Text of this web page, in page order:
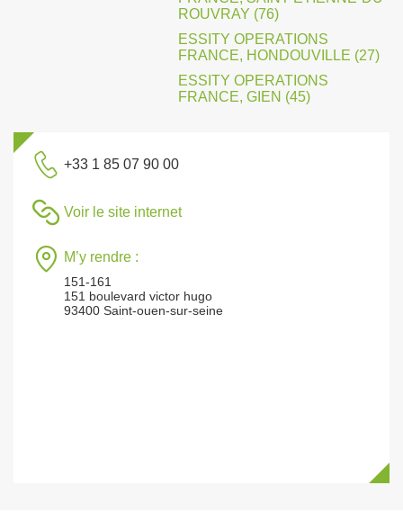
ROUVRAY (76)
ESSITY OPERATIONS
FRANCE, HONDOUVILLE (27)
ESSITY OPERATIONS
FRANCE, GIEN (45)
+33 1 85 07 90 00
Voir le site internet
M’y rendre :
151-161
151 boulevard victor hugo
93400 Saint-ouen-sur-seine